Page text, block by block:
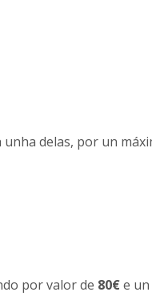
delas, por un
por valor de 80€e